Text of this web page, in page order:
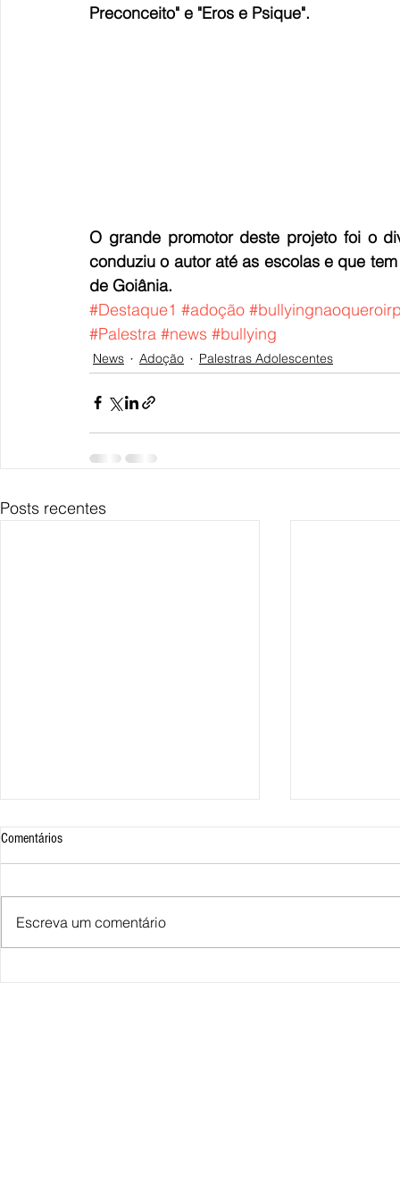
Preconceito" e "Eros e Psique".
O grande promotor deste projeto foi o
conduziu o autor até as escolas e que
de Goiânia.
#Destaque1 #adoção
#Palestra #news #bullying
News Adoção Palestras Adolescentes
Posts recentes
Comentários
Escreva um comentário